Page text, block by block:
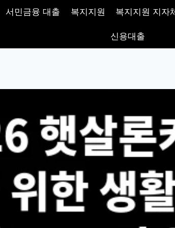
서민금융 대출 복지지원 복지지원 지자
신용대출